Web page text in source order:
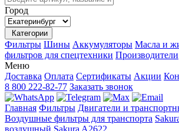
Город
Категории
Фильтры Шины Аккумуляторы Масла и
фильтров для спецтехники Производители
Меню
Доставка Оплата Сертификаты Акции
8 800 222-82-77 Заказать звонок
Главная Фильтры Двигатели и
Воздушные фильтры для транспорта
воздушный Sakura A2622